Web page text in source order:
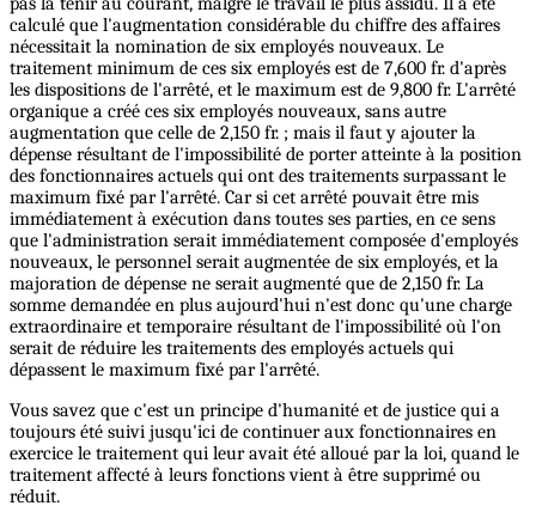
calculé que l'augmentation considérable du chiffre des affaires
nécessitait la nomination de six employés nouveaux. Le
traitement minimum de ces six employés est de 7,600 fr. d'après
les dispositions de l'arrêté, et le maximum est de 9,800 fr. L'arrêté
organique a créé ces six employés nouveaux, sans autre
augmentation que celle de 2,150 fr. ; mais il faut y ajouter la
dépense résultant de l'impossibilité de porter atteinte à la position
des fonctionnaires actuels qui ont des traitements surpassant le
maximum fixé par l'arrêté. Car si cet arrêté pouvait être mis
immédiatement à exécution dans toutes ses parties, en ce sens
que l'administration serait immédiatement composée d'employés
nouveaux, le personnel serait augmentée de six employés, et la
majoration de dépense ne serait augmenté que de 2,150 fr. La
somme demandée en plus aujourd'hui n'est donc qu'une charge
extraordinaire et temporaire résultant de l'impossibilité où l'on
serait de réduire les traitements des employés actuels qui
dépassent le maximum fixé par l'arrêté.
Vous savez que c'est un principe d'humanité et de justice qui a
toujours été suivi jusqu'ici de continuer aux fonctionnaires en
exercice le traitement qui leur avait été alloué par la loi, quand le
traitement affecté à leurs fonctions vient à être supprimé ou
réduit.